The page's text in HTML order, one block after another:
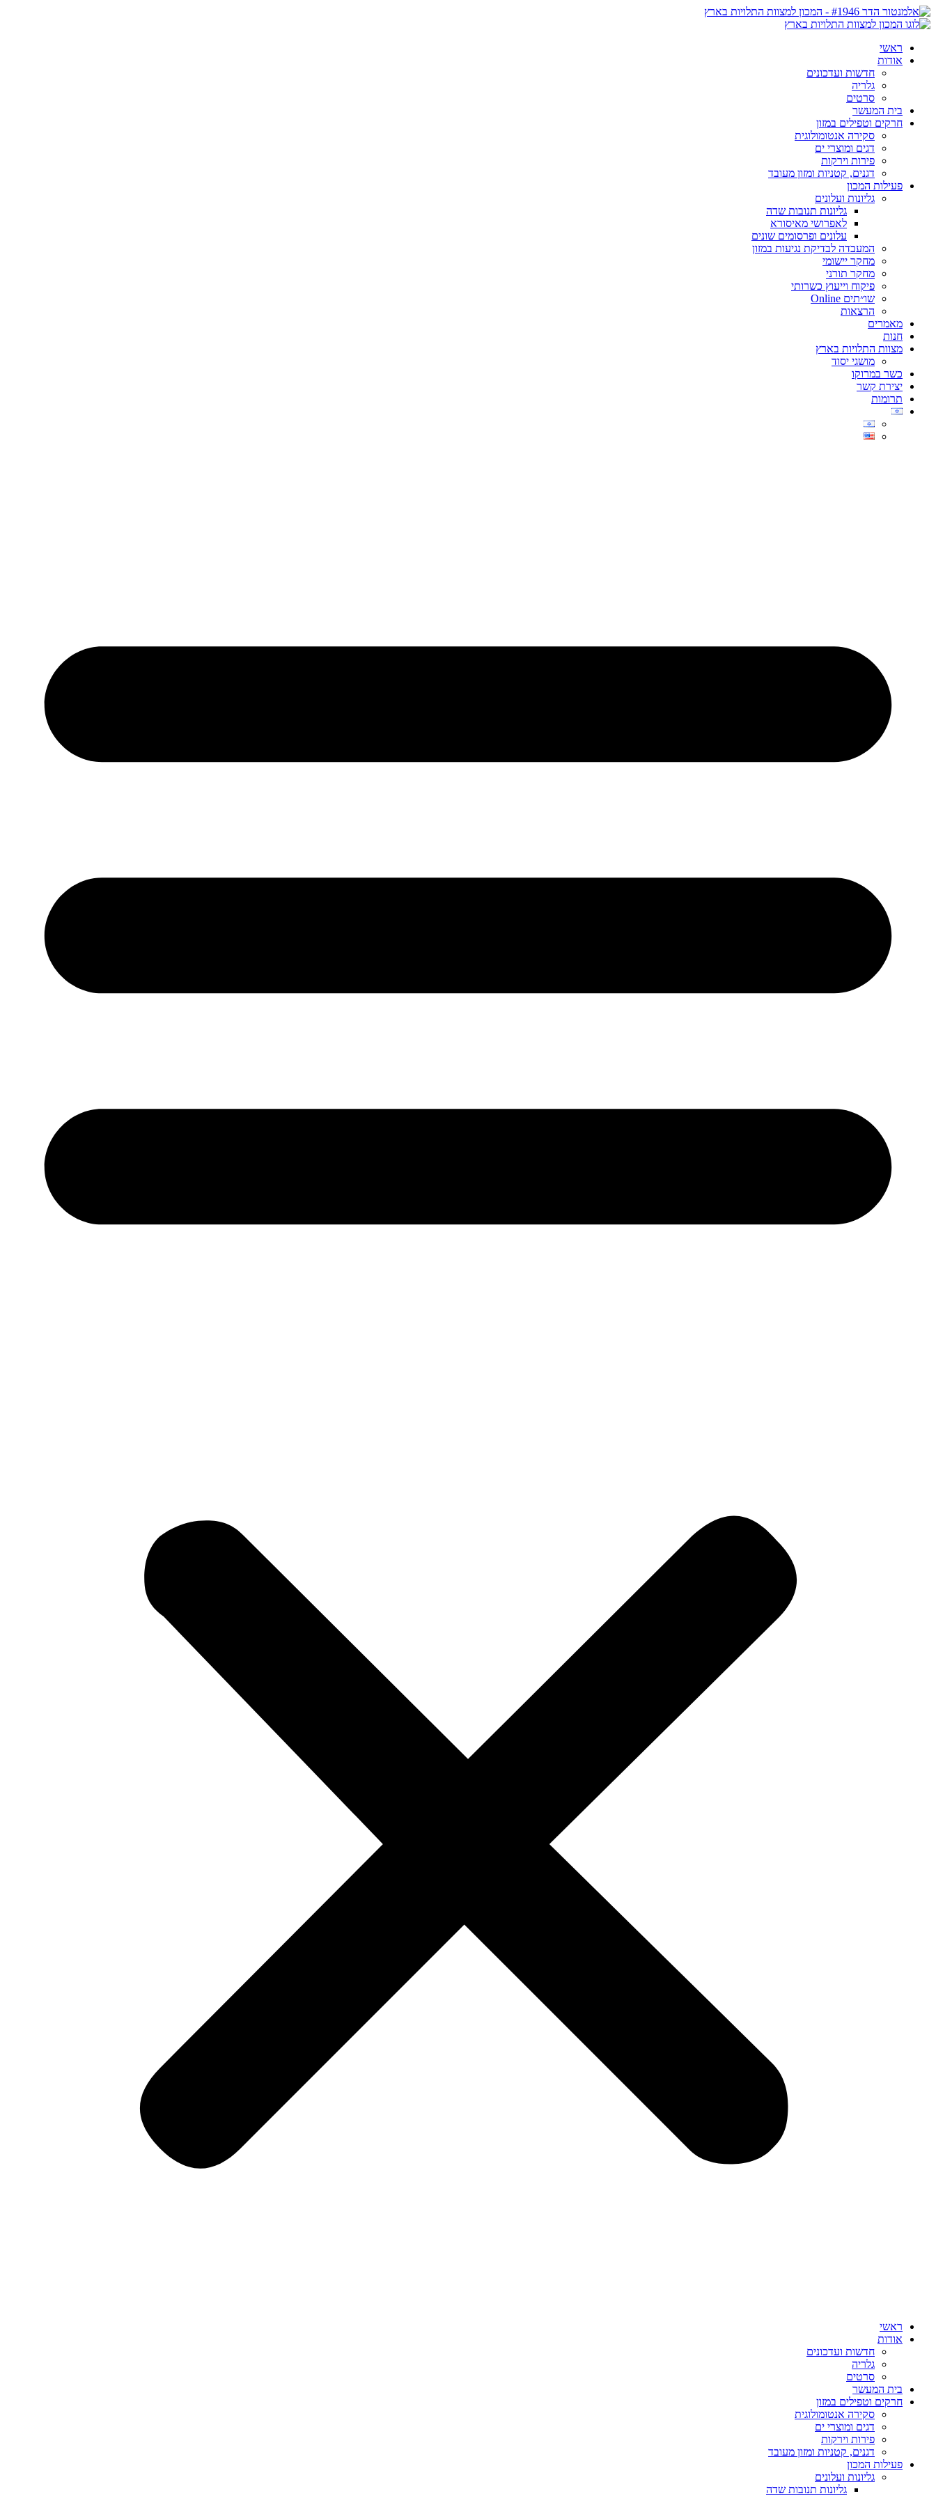
ראשי
אודות
חדשות ועדכונים
גלריה
סרטים
בית המעשר
חרקים וטפילים במזון
סקירה אנטומולוגית
דגים ומוצרי ים
פירות וירקות
דגנים, קטניות ומזון מעובד
פעילות המכון
גליונות ועלונים
גליונות תנובות שדה
לאפרושי מאיסורא
עלונים ופרסומים שונים
המעבדה לבדיקת נגיעות במזון
מחקר יישומי
מחקר תורני
פיקוח וייעוץ כשרותי
שו״תים Online
הרצאות
מאמרים
חנות
מצוות התלויות בארץ
מושגי יסוד
כשר במרוקו
יצירת קשר
תרומות
ראשי
אודות
חדשות ועדכונים
גלריה
סרטים
בית המעשר
חרקים וטפילים במזון
סקירה אנטומולוגית
דגים ומוצרי ים
פירות וירקות
דגנים, קטניות ומזון מעובד
פעילות המכון
גליונות ועלונים
גליונות תנובות שדה